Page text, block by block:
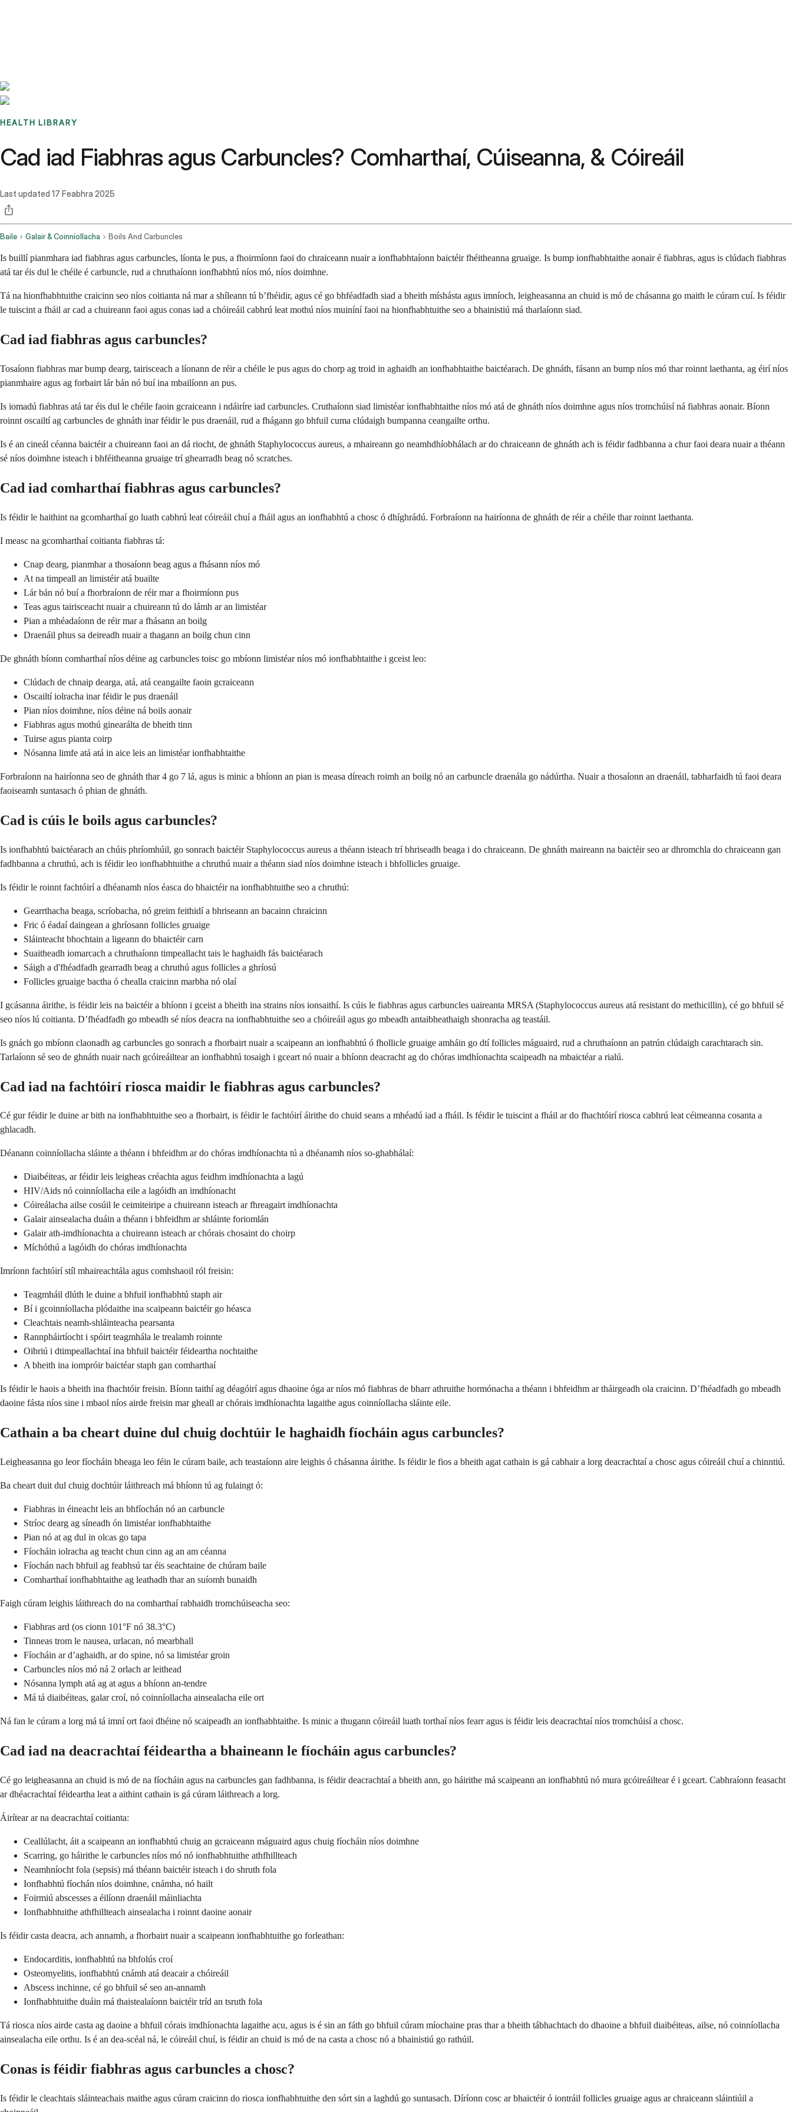
HEALTH LIBRARY
Cad iad Fiabhras agus Carbuncles? Comharthaí, Cúiseanna, & Cóireáil
Last updated 17 Feabhra 2025
Baile Galair & Coinníollacha Boils And Carbuncles
Is buillí pianmhara iad fiabhras agus carbuncles, líonta le pus, a fhoirmíonn faoi do chraiceann nuair a ionfhabhtaíonn baictéir fhéitheanna gruaige. Is bump ionfhabhtaithe aonair é fiabhras, agus is clúdach fiabhras
atá tar éis dul le chéile é carbuncle, rud a chruthaíonn ionfhabhtú níos mó, níos doimhne.
Tá na hionfhabhtuithe craicinn seo níos coitianta ná mar a shíleann tú b’fhéidir, agus cé go bhféadfadh siad a bheith míshásta agus imníoch, leigheasanna an chuid is mó de chásanna go maith le cúram cuí. Is féidir
le tuiscint a fháil ar cad a chuireann faoi agus conas iad a chóireáil cabhrú leat mothú níos muiníní faoi na hionfhabhtuithe seo a bhainistiú má tharlaíonn siad.
Cad iad fiabhras agus carbuncles?
Tosaíonn fiabhras mar bump dearg, tairisceach a líonann de réir a chéile le pus agus do chorp ag troid in aghaidh an ionfhabhtaithe baictéarach. De ghnáth, fásann an bump níos mó thar roinnt laethanta, ag éirí níos
pianmhaire agus ag forbairt lár bán nó buí ina mbailíonn an pus.
Is iomadú fiabhras atá tar éis dul le chéile faoin gcraiceann i ndáiríre iad carbuncles. Cruthaíonn siad limistéar ionfhabhtaithe níos mó atá de ghnáth níos doimhne agus níos tromchúisí ná fiabhras aonair. Bíonn
roinnt oscailtí ag carbuncles de ghnáth inar féidir le pus draenáil, rud a fhágann go bhfuil cuma clúdaigh bumpanna ceangailte orthu.
Is é an cineál céanna baictéir a chuireann faoi an dá riocht, de ghnáth Staphylococcus aureus, a mhaireann go neamhdhíobhálach ar do chraiceann de ghnáth ach is féidir fadhbanna a chur faoi deara nuair a théann
sé níos doimhne isteach i bhféitheanna gruaige trí ghearradh beag nó scratches.
Cad iad comharthaí fiabhras agus carbuncles?
Is féidir le haithint na gcomharthaí go luath cabhrú leat cóireáil chuí a fháil agus an ionfhabhtú a chosc ó dhíghrádú. Forbraíonn na hairíonna de ghnáth de réir a chéile thar roinnt laethanta.
I measc na gcomharthaí coitianta fiabhras tá:
Cnap dearg, pianmhar a thosaíonn beag agus a fhásann níos mó
At na timpeall an limistéir atá buailte
Lár bán nó buí a fhorbraíonn de réir mar a fhoirmíonn pus
Teas agus tairisceacht nuair a chuireann tú do lámh ar an limistéar
Pian a mhéadaíonn de réir mar a fhásann an boilg
Draenáil phus sa deireadh nuair a thagann an boilg chun cinn
De ghnáth bíonn comharthaí níos déine ag carbuncles toisc go mbíonn limistéar níos mó ionfhabhtaithe i gceist leo:
Clúdach de chnaip dearga, atá, atá ceangailte faoin gcraiceann
Oscailtí iolracha inar féidir le pus draenáil
Pian níos doimhne, níos déine ná boils aonair
Fiabhras agus mothú ginearálta de bheith tinn
Tuirse agus pianta coirp
Nósanna limfe atá atá in aice leis an limistéar ionfhabhtaithe
Forbraíonn na hairíonna seo de ghnáth thar 4 go 7 lá, agus is minic a bhíonn an pian is measa díreach roimh an boilg nó an carbuncle draenála go nádúrtha. Nuair a thosaíonn an draenáil, tabharfaidh tú faoi deara
faoiseamh suntasach ó phian de ghnáth.
Cad is cúis le boils agus carbuncles?
Is ionfhabhtú baictéarach an chúis phríomhúil, go sonrach baictéir Staphylococcus aureus a théann isteach trí bhriseadh beaga i do chraiceann. De ghnáth maireann na baictéir seo ar dhromchla do chraiceann gan
fadhbanna a chruthú, ach is féidir leo ionfhabhtuithe a chruthú nuair a théann siad níos doimhne isteach i bhfollicles gruaige.
Is féidir le roinnt fachtóirí a dhéanamh níos éasca do bhaictéir na ionfhabhtuithe seo a chruthú:
Gearrthacha beaga, scríobacha, nó greim feithidí a bhriseann an bacainn chraicinn
Fric ó éadaí daingean a ghríosann follicles gruaige
Sláinteacht bhochtain a ligeann do bhaictéir carn
Suaitheadh iomarcach a chruthaíonn timpeallacht tais le haghaidh fás baictéarach
Sáigh a d'fhéadfadh gearradh beag a chruthú agus follicles a ghríosú
Follicles gruaige bactha ó chealla craicinn marbha nó olaí
I gcásanna áirithe, is féidir leis na baictéir a bhíonn i gceist a bheith ina strains níos ionsaithí. Is cúis le fiabhras agus carbuncles uaireanta MRSA (Staphylococcus aureus atá resistant do methicillin), cé go bhfuil sé
seo níos lú coitianta. D’fhéadfadh go mbeadh sé níos deacra na ionfhabhtuithe seo a chóireáil agus go mbeadh antaibheathaigh shonracha ag teastáil.
Is gnách go mbíonn claonadh ag carbuncles go sonrach a fhorbairt nuair a scaipeann an ionfhabhtú ó fhollicle gruaige amháin go dtí follicles máguaird, rud a chruthaíonn an patrún clúdaigh carachtarach sin.
Tarlaíonn sé seo de ghnáth nuair nach gcóireáiltear an ionfhabhtú tosaigh i gceart nó nuair a bhíonn deacracht ag do chóras imdhíonachta scaipeadh na mbaictéar a rialú.
Cad iad na fachtóirí riosca maidir le fiabhras agus carbuncles?
Cé gur féidir le duine ar bith na ionfhabhtuithe seo a fhorbairt, is féidir le fachtóirí áirithe do chuid seans a mhéadú iad a fháil. Is féidir le tuiscint a fháil ar do fhachtóirí riosca cabhrú leat céimeanna cosanta a
ghlacadh.
Déanann coinníollacha sláinte a théann i bhfeidhm ar do chóras imdhíonachta tú a dhéanamh níos so-ghabhálaí:
Diaibéiteas, ar féidir leis leigheas créachta agus feidhm imdhíonachta a lagú
HIV/Aids nó coinníollacha eile a lagóidh an imdhíonacht
Cóireálacha ailse cosúil le ceimiteiripe a chuireann isteach ar fhreagairt imdhíonachta
Galair ainsealacha duáin a théann i bhfeidhm ar shláinte foriomlán
Galair ath-imdhíonachta a chuireann isteach ar chórais chosaint do choirp
Míchóthú a lagóidh do chóras imdhíonachta
Imríonn fachtóirí stíl mhaireachtála agus comhshaoil ról freisin:
Teagmháil dlúth le duine a bhfuil ionfhabhtú staph air
Bí i gcoinníollacha plódaithe ina scaipeann baictéir go héasca
Cleachtais neamh-shláinteacha pearsanta
Rannpháirtíocht i spóirt teagmhála le trealamh roinnte
Oibriú i dtimpeallachtaí ina bhfuil baictéir féideartha nochtaithe
A bheith ina iompróir baictéar staph gan comharthaí
Is féidir le haois a bheith ina fhachtóir freisin. Bíonn taithí ag déagóirí agus dhaoine óga ar níos mó fiabhras de bharr athruithe hormónacha a théann i bhfeidhm ar tháirgeadh ola craicinn. D’fhéadfadh go mbeadh
daoine fásta níos sine i mbaol níos airde freisin mar gheall ar chórais imdhíonachta lagaithe agus coinníollacha sláinte eile.
Cathain a ba cheart duine dul chuig dochtúir le haghaidh fíocháin agus carbuncles?
Leigheasanna go leor fíocháin bheaga leo féin le cúram baile, ach teastaíonn aire leighis ó chásanna áirithe. Is féidir le fios a bheith agat cathain is gá cabhair a lorg deacrachtaí a chosc agus cóireáil chuí a chinntiú.
Ba cheart duit dul chuig dochtúir láithreach má bhíonn tú ag fulaingt ó:
Fiabhras in éineacht leis an bhfíochán nó an carbuncle
Stríoc dearg ag síneadh ón limistéar ionfhabhtaithe
Pian nó at ag dul in olcas go tapa
Fíocháin iolracha ag teacht chun cinn ag an am céanna
Fíochán nach bhfuil ag feabhsú tar éis seachtaine de chúram baile
Comharthaí ionfhabhtaithe ag leathadh thar an suíomh bunaidh
Faigh cúram leighis láithreach do na comharthaí rabhaidh tromchúiseacha seo:
Fiabhras ard (os cionn 101°F nó 38.3°C)
Tinneas trom le nausea, urlacan, nó mearbhall
Fíocháin ar d’aghaidh, ar do spine, nó sa limistéar groin
Carbuncles níos mó ná 2 orlach ar leithead
Nósanna lymph atá ag at agus a bhíonn an-tendre
Má tá diaibéiteas, galar croí, nó coinníollacha ainsealacha eile ort
Ná fan le cúram a lorg má tá imní ort faoi dhéine nó scaipeadh an ionfhabhtaithe. Is minic a thugann cóireáil luath torthaí níos fearr agus is féidir leis deacrachtaí níos tromchúisí a chosc.
Cad iad na deacrachtaí féideartha a bhaineann le fíocháin agus carbuncles?
Cé go leigheasanna an chuid is mó de na fíocháin agus na carbuncles gan fadhbanna, is féidir deacrachtaí a bheith ann, go háirithe má scaipeann an ionfhabhtú nó mura gcóireáiltear é i gceart. Cabhraíonn feasacht
ar dhéacrachtaí féideartha leat a aithint cathain is gá cúram láithreach a lorg.
Áirítear ar na deacrachtaí coitianta:
Ceallúlacht, áit a scaipeann an ionfhabhtú chuig an gcraiceann máguaird agus chuig fíocháin níos doimhne
Scarring, go háirithe le carbuncles níos mó nó ionfhabhtuithe athfhillteach
Neamhníocht fola (sepsis) má théann baictéir isteach i do shruth fola
Ionfhabhtú fíochán níos doimhne, cnámha, nó hailt
Foirmiú abscesses a éilíonn draenáil máinliachta
Ionfhabhtuithe athfhillteach ainsealacha i roinnt daoine aonair
Is féidir casta deacra, ach annamh, a fhorbairt nuair a scaipeann ionfhabhtuithe go forleathan:
Endocarditis, ionfhabhtú na bhfolús croí
Osteomyelitis, ionfhabhtú cnámh atá deacair a chóireáil
Abscess inchinne, cé go bhfuil sé seo an-annamh
Ionfhabhtuithe duáin má thaistealaíonn baictéir tríd an tsruth fola
Tá riosca níos airde casta ag daoine a bhfuil córais imdhíonachta lagaithe acu, agus is é sin an fáth go bhfuil cúram míochaine pras thar a bheith tábhachtach do dhaoine a bhfuil diaibéiteas, ailse, nó coinníollacha
ainsealacha eile orthu. Is é an dea-scéal ná, le cóireáil chuí, is féidir an chuid is mó de na casta a chosc nó a bhainistiú go rathúil.
Conas is féidir fiabhras agus carbuncles a chosc?
Is féidir le cleachtais sláinteachais maithe agus cúram craicinn do riosca ionfhabhtuithe den sórt sin a laghdú go suntasach. Díríonn cosc ar bhaictéir ó iontráil follicles gruaige agus ar chraiceann sláintiúil a